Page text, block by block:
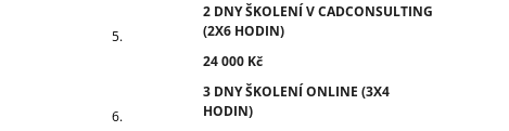
2 DNY ŠKOLENÍ V CADCONSULTING
(2X6 HODIN)
24 000 Kč
3 DNY ŠKOLENÍ ONLINE (3X4
HODIN)